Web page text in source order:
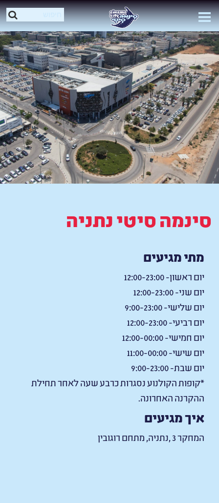
סינמה סיטי נתניה
מתי מגיעים
יום ראשון- 12:00-23:00
יום שני- 12:00-23:00
יום שלישי- 9:00-23:00
יום רביעי- 12:00-23:00
יום חמישי- 12:00-00:00
יום שישי- 11:00-00:00
יום שבת- 9:00-23:00
*קופות הקולנוע נסגרות כרבע שעה לאחר תחילת
ההקרנה האחרונה.
איך מגיעים
המחקר 3 ,נתניה, מתחם רוגובין